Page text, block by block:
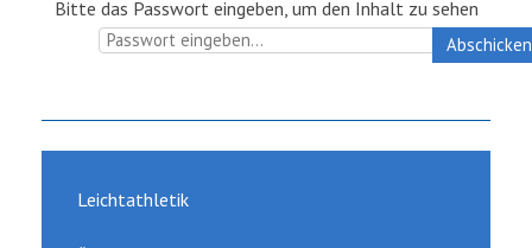
Bitte das Passwort eingeben, um den Inhalt zu sehen
Abschicken
Leichtathletik